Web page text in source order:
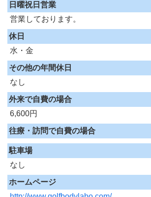
日曜祝日営業
営業しております。
休日
水・金
その他の年間休日
なし
外来で自費の場合
6,600円
往療・訪問で自費の場合
駐車場
なし
ホームページ